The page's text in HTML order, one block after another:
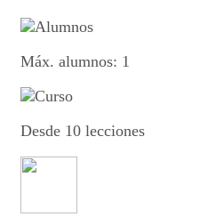
Máx. alumnos: 1
Desde 10 lecciones